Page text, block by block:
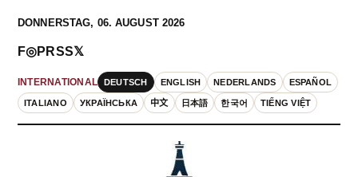
DONNERSTAG, 06. AUGUST 2026
INTERNATIONAL DEUTSCH ENGLISH NEDERLANDS ESPAÑOL
ITALIANO УКРАЇНСЬКА 中文 日本語 한국어 TIẾNG VIỆT
F◎PRSS𝕏